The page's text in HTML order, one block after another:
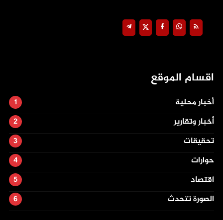
اقسام الموقع
أخبار محلية
أخبار وتقارير
تحقيقات
حوارات
اقتصاد
الصورة تتحدث